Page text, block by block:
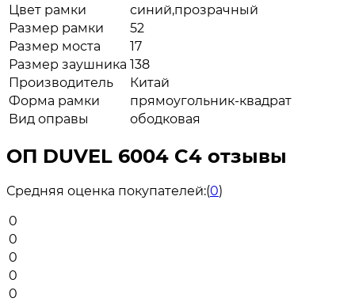
Цвет рамки
синий,прозрачный
Размер рамки
52
Размер моста
17
Размер заушника 138
Производитель
Китай
Форма рамки
прямоугольник-квадрат
Вид оправы
ободковая
ОП DUVEL 6004 C4 отзывы
Средняя оценка покупателей:(0)
0
0
0
0
0